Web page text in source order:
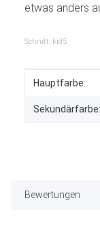
etwas anders
Schnitt: kid5
Wert
Hauptfarbe:
Sekundärfarbe:
Bewertungen